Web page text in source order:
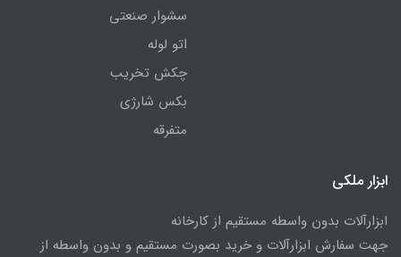
سشوار صنعتی
اتو لوله
چکش تخریب
بکس شارژی
متفرقه
ابزار ملکی
ابزارآلات بدون واسطه مستقیم از کارخانه
جهت سفارش ابزارآلات و خرید بصورت مستقیم و بدون واسطه از